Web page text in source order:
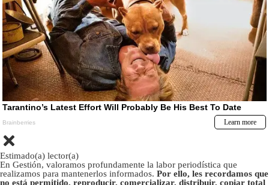
Estimado(a) lector(a)
En Gestión, valoramos profundamente la labor periodística que
realizamos para mantenerlos informados. Por ello, les recordamos que
no está permitido, reproducir, comercializar, distribuir, copiar total